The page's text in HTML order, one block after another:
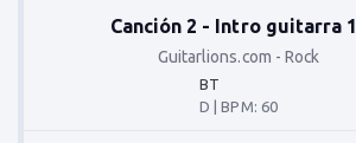
Canción 2 - Intro guitarra 1
Guitarlions.com - Rock
BT
D |BPM: 60